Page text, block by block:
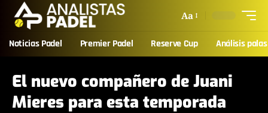
Aa
Noticias Padel Premier Padel Reserve Cup Análisis palas
El nuevo compañero de Juani
Mieres para esta temporada